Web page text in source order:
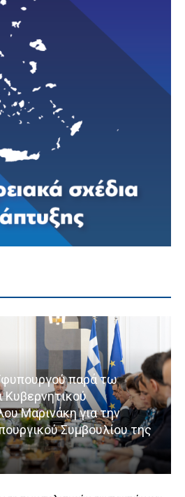
παρά τω
Μαρινάκη για την
Συμβουλίου της